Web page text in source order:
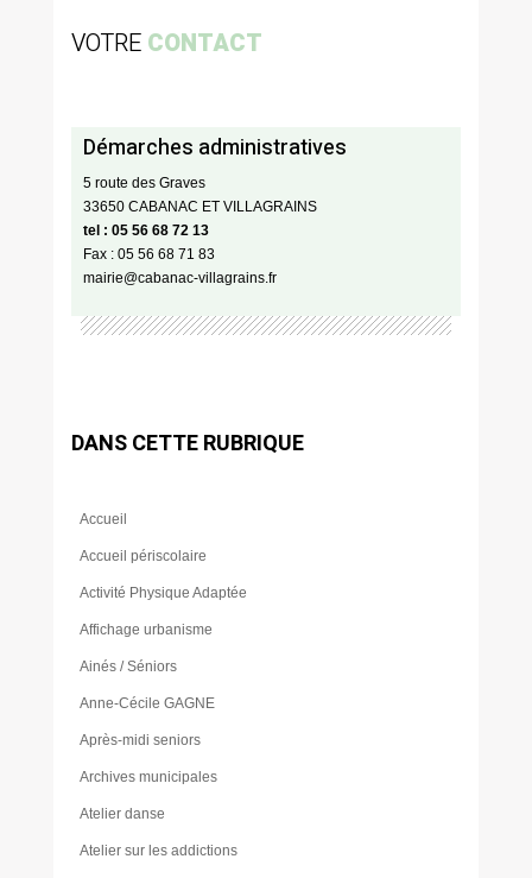
VOTRE CONTACT
Démarches administratives
5 route des Graves
33650 CABANAC ET VILLAGRAINS
tel : 05 56 68 72 13
Fax : 05 56 68 71 83
mairie@cabanac-villagrains.fr
DANS CETTE RUBRIQUE
Accueil
Accueil périscolaire
Activité Physique Adaptée
Affichage urbanisme
Ainés / Séniors
Anne-Cécile GAGNE
Après-midi seniors
Archives municipales
Atelier danse
Atelier sur les addictions